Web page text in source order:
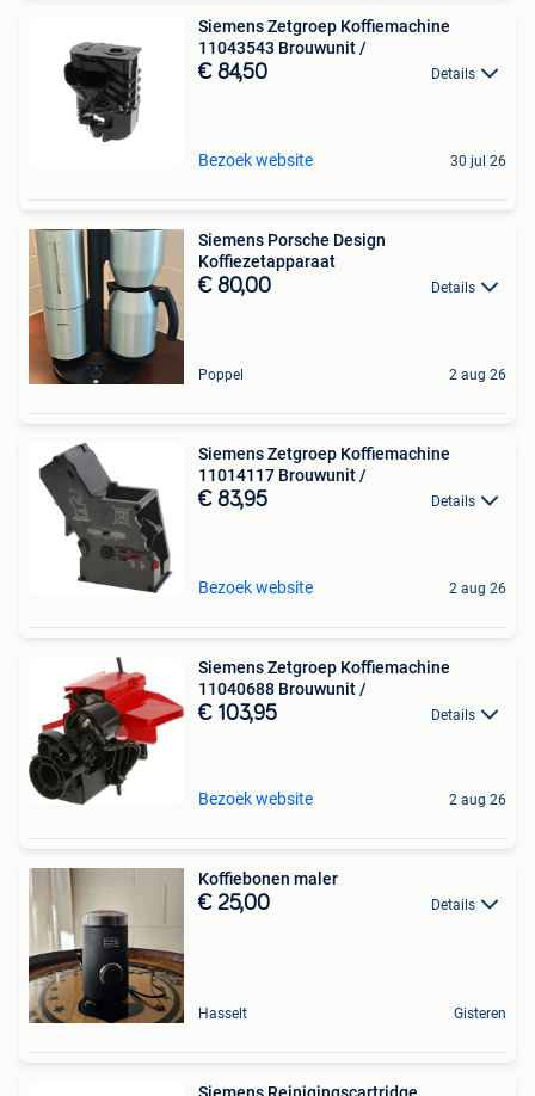
Siemens Zetgroep Koffiemachine
11043543 Brouwunit /
€ 84,50 Details
Bezoek website 30 jul 26
Siemens Porsche Design
Koffiezetapparaat
€ 80,00 Details
Poppel 2 aug 26
Siemens Zetgroep Koffiemachine
11014117 Brouwunit /
€ 83,95 Details
Bezoek website 2 aug 26
Siemens Zetgroep Koffiemachine
11040688 Brouwunit /
€ 103,95 Details
Bezoek website 2 aug 26
Koffiebonen maler
€ 25,00 Details
Hasselt Gisteren
Siemens Reinigingscartridge